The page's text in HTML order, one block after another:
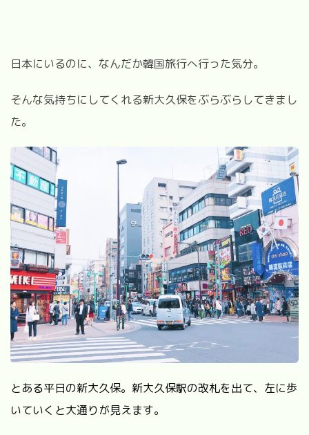
日本にいるのに、なんだか韓国旅行へ行った気分。
そんな気持ちにしてくれる新大久保をぶらぶらしてきまし
た。
とある平日の新大久保。新大久保駅の改札を出て、左に歩
いていくと大通りが見えます。